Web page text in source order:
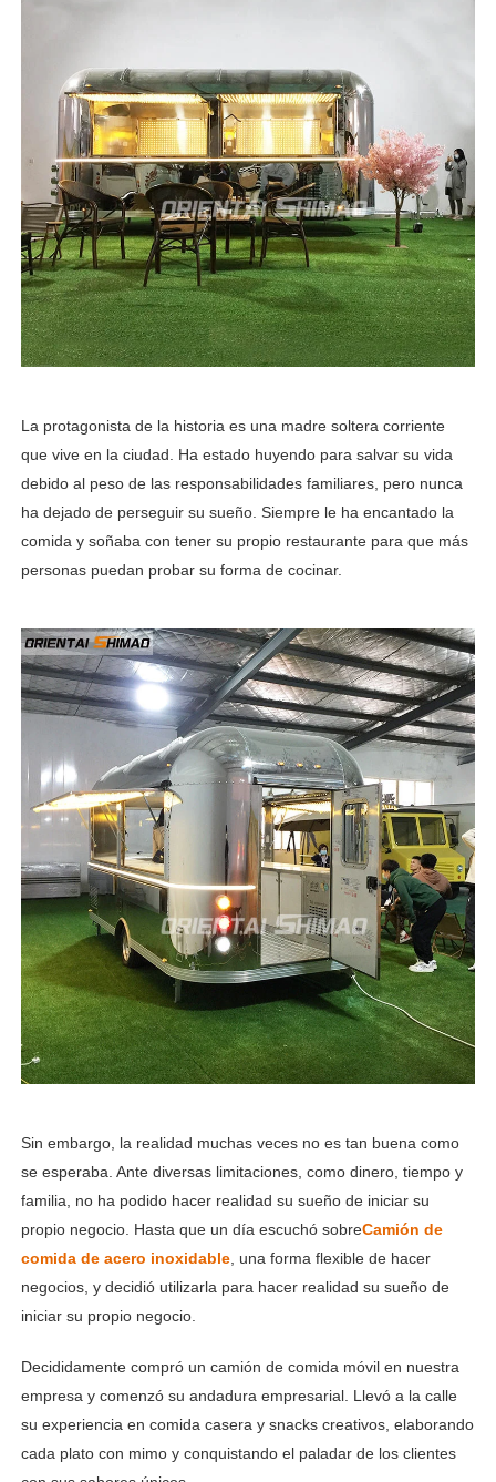
La protagonista de la historia es una madre soltera corriente
que vive en la ciudad. Ha estado huyendo para salvar su vida
debido al peso de las responsabilidades familiares, pero nunca
ha dejado de perseguir su sueño. Siempre le ha encantado la
comida y soñaba con tener su propio restaurante para que más
personas puedan probar su forma de cocinar.
Sin embargo, la realidad muchas veces no es tan buena como
se esperaba. Ante diversas limitaciones, como dinero, tiempo y
familia, no ha podido hacer realidad su sueño de iniciar su
propio negocio. Hasta que un día escuchó sobreCamión de
comida de acero inoxidable, una forma flexible de hacer
negocios, y decidió utilizarla para hacer realidad su sueño de
iniciar su propio negocio.
Decididamente compró un camión de comida móvil en nuestra
empresa y comenzó su andadura empresarial. Llevó a la calle
su experiencia en comida casera y snacks creativos, elaborando
cada plato con mimo y conquistando el paladar de los clientes